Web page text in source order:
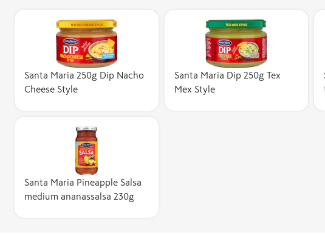
Santa Maria 250g Dip Nacho
Cheese Style
Santa Maria Dip 250g Tex
Mex Style
Santa Maria Pineapple Salsa
medium ananassalsa 230g